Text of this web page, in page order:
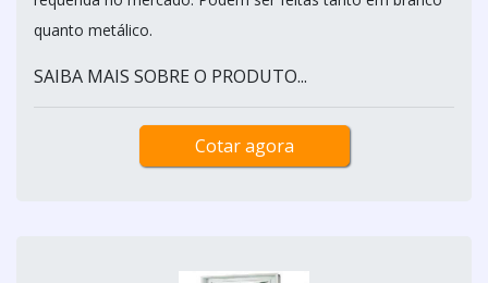
quanto metálico.
SAIBA MAIS SOBRE O PRODUTO...
Cotar agora